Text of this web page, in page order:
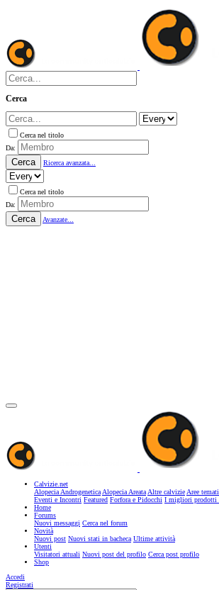
Cerca
Cerca nel titolo
Da:
Cerca Ricerca avanzata...
Cerca nel titolo
Da:
Cerca Avanzate...
Calvizie.net
Alopecia AndrogeneticaAlopecia AreataAltre calvizieAree
Eventi e Incontri Featured Forfora e Pidocchi I migliori prodotti
Home
Forums
Nuovi messaggi Cerca nel forum
Novità
Nuovi post Nuovi stati in bacheca Ultime attività
Utenti
Visitatori attuali Nuovi post del profilo Cerca post profilo
Shop
Accedi
Registrati